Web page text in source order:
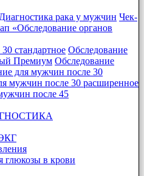
Диагностика рака у мужчин Чек-
«Обследование органов
стандартное Обследование
Премиум Обследование
для мужчин после 30
мужчин после 30 расширенное
после 45
глюкозы в крови